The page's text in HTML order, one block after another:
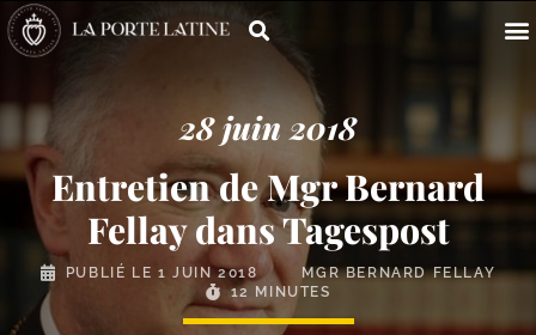
28 juin 2018
Entretien de Mgr Bernard
Fellay dans Tagespost
PUBLIÉ LE 1 JUIN 2018
MGR BERNARD FELLAY
12 MINUTES